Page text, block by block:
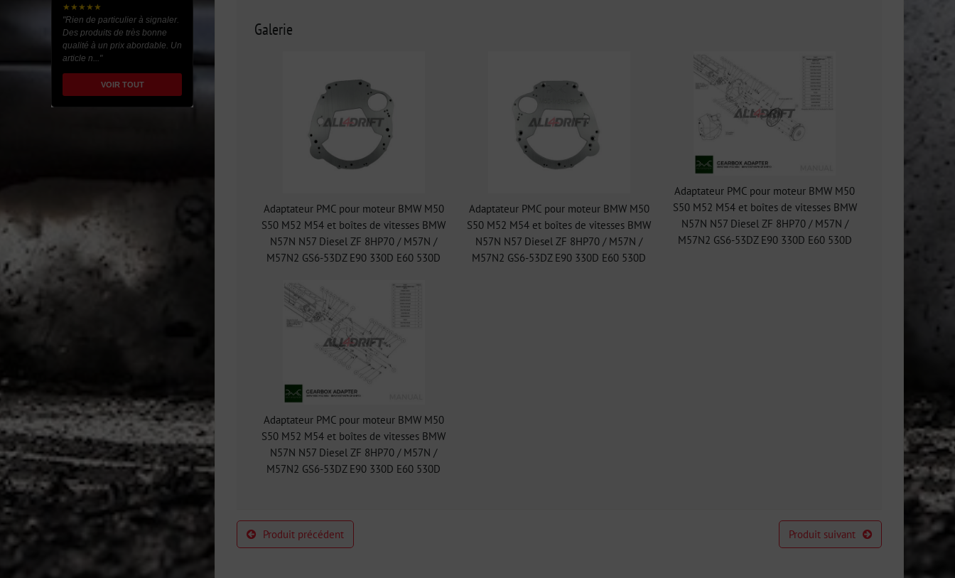
Galerie
Adaptateur PMC pour moteur BMW M50
S50 M52 M54 et boîtes de vitesses BMW
N57N N57 Diesel ZF 8HP70 / M57N /
M57N2 GS6-53DZ E90 330D E60 530D
Adaptateur PMC pour moteur BMW M50
S50 M52 M54 et boîtes de vitesses BMW
N57N N57 Diesel ZF 8HP70 / M57N /
M57N2 GS6-53DZ E90 330D E60 530D
Adaptateur PMC pour moteur BMW M50
S50 M52 M54 et boîtes de vitesses BMW
N57N N57 Diesel ZF 8HP70 / M57N /
M57N2 GS6-53DZ E90 330D E60 530D
Adaptateur PMC pour moteur BMW M50
S50 M52 M54 et boîtes de vitesses BMW
N57N N57 Diesel ZF 8HP70 / M57N /
M57N2 GS6-53DZ E90 330D E60 530D
Produit précédent Produit suivant
★★★★★
"Rien de particulier à signaler.
Des produits de très bonne
qualité à un prix abordable. Un
article n..."
VOIR TOUT